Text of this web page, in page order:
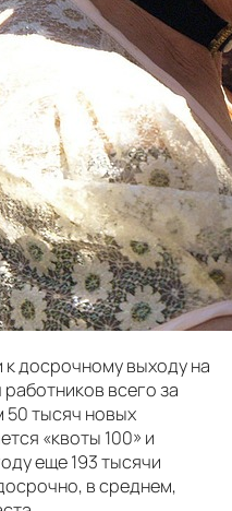
к досрочному выходу на
всего за
50 тысяч новых
«квоты 100» и
еще 193 тысячи
в среднем,